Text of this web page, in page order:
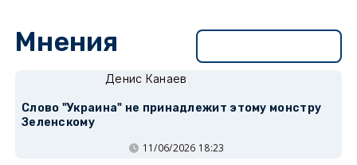
Мнения
Денис Канаев
Слово "Украина" не принадлежит этому монстру
Зеленскому
11/06/2026 18:23